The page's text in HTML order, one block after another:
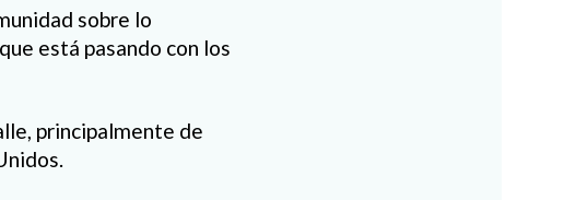
sobre lo
está pasando con los
principalmente de